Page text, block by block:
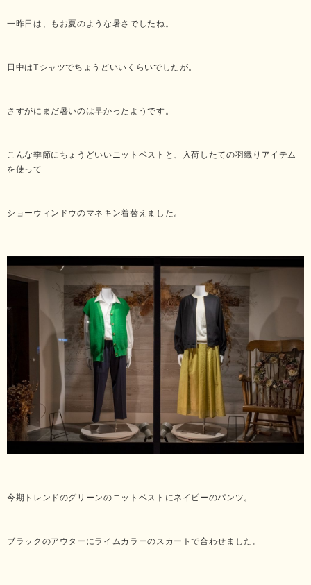
一昨日は、もお夏のような暑さでしたね。
日中はTシャツでちょうどいいくらいでしたが。
さすがにまだ暑いのは早かったようです。
こんな季節にちょうどいいニットベストと、入荷したての羽織りアイテム
を使って
ショーウィンドウのマネキン着替えました。
今期トレンドのグリーンのニットベストにネイビーのパンツ。
ブラックのアウターにライムカラーのスカートで合わせました。